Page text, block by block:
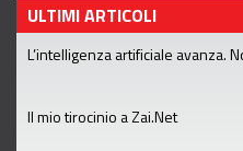
ULTIMI ARTICOLI
L’intelligenza artificiale avanza.
Il mio tirocinio a Zai.Net